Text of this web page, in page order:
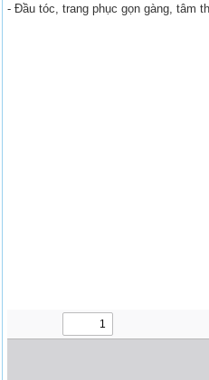
- Đầu tóc, trang phục gọn gàng, tâm